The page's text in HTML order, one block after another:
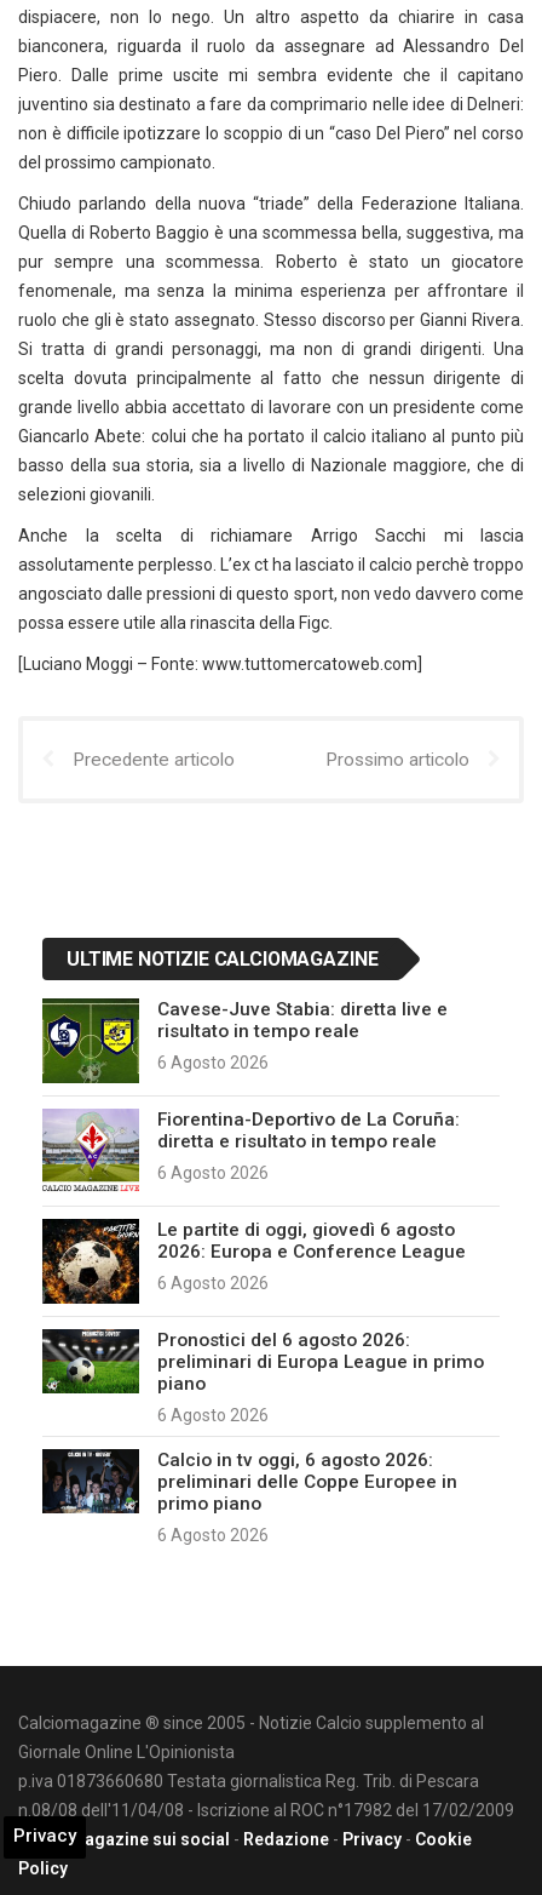
dispiacere, non lo nego. Un altro aspetto da chiarire in casa
bianconera, riguarda il ruolo da assegnare ad Alessandro Del
Piero. Dalle prime uscite mi sembra evidente che il capitano
juventino sia destinato a fare da comprimario nelle idee di Delneri:
non è difficile ipotizzare lo scoppio di un “caso Del Piero” nel corso
del prossimo campionato.
Chiudo parlando della nuova “triade” della Federazione Italiana.
Quella di Roberto Baggio è una scommessa bella, suggestiva, ma
pur sempre una scommessa. Roberto è stato un giocatore
fenomenale, ma senza la minima esperienza per affrontare il
ruolo che gli è stato assegnato. Stesso discorso per Gianni Rivera.
Si tratta di grandi personaggi, ma non di grandi dirigenti. Una
scelta dovuta principalmente al fatto che nessun dirigente di
grande livello abbia accettato di lavorare con un presidente come
Giancarlo Abete: colui che ha portato il calcio italiano al punto più
basso della sua storia, sia a livello di Nazionale maggiore, che di
selezioni giovanili.
Anche la scelta di richiamare Arrigo Sacchi mi lascia
assolutamente perplesso. L’ex ct ha lasciato il calcio perchè troppo
angosciato dalle pressioni di questo sport, non vedo davvero come
possa essere utile alla rinascita della Figc.
[Luciano Moggi – Fonte: www.tuttomercatoweb.com]
Precedente articolo Prossimo articolo
ULTIME NOTIZIE CALCIOMAGAZINE
Cavese-Juve Stabia: diretta live e
risultato in tempo reale
6 Agosto 2026
Fiorentina-Deportivo de La Coruña:
diretta e risultato in tempo reale
6 Agosto 2026
Le partite di oggi, giovedì 6 agosto
2026: Europa e Conference League
6 Agosto 2026
Pronostici del 6 agosto 2026:
preliminari di Europa League in primo
piano
6 Agosto 2026
Calcio in tv oggi, 6 agosto 2026:
preliminari delle Coppe Europee in
primo piano
6 Agosto 2026
Calciomagazine ® since 2005 - Notizie Calcio supplemento al
Giornale Online L'Opinionista
p.iva 01873660680 Testata giornalistica Reg. Trib. di Pescara
n.08/08 dell'11/04/08 - Iscrizione al ROC n°17982 del 17/02/2009
Calciomagazine sui social - Redazione - Privacy - Cookie
Policy
Privacy